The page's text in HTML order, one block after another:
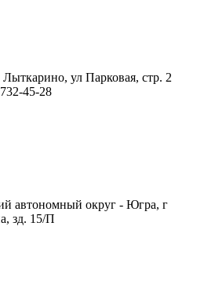
ул Парковая, стр. 2
45-28
автономный округ - Югра, г
зд. 15/П